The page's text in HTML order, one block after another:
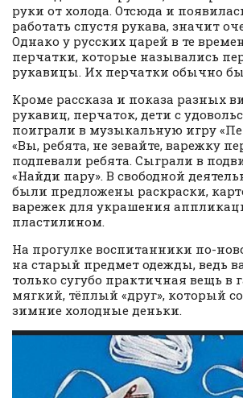
руки от холода. Отсюда и
работать спустя рукава, значит
Однако у русских царей в те
перчатки, которые назывались
рукавицы. Их перчатки обычно
Кроме рассказа и показа разных
рукавиц, перчаток, дети с
поиграли в музыкальную игру
«Вы, ребята, не зевайте, варежку
подпевали ребята. Сыграли в
«Найди пару». В свободной
были предложены раскраски,
варежек для украшения
пластилином.
На прогулке воспитанники по-
на старый предмет одежды, ведь
только сугубо практичная вещь в
мягкий, тёплый «друг», который
зимние холодные деньки.